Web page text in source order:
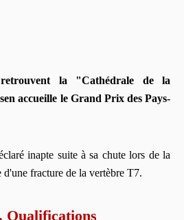
la "Cathédrale de la
accueille le Grand Prix des Pays-
inapte suite à sa chute lors de la
fracture de la vertèbre T7.
Qualifications